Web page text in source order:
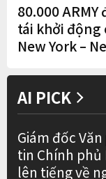
80.000
tái khởi động
New York –
AI PICK
Giám đốc
tin Chính phủ
lên tiếng về